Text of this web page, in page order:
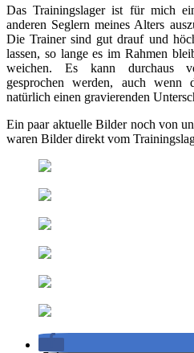
Das Trainingslager ist für mich
anderen Seglern meines Alters
Die Trainer sind gut drauf und
lassen, so lange es im Rahmen
weichen. Es kann durchaus
gesprochen werden, auch wenn
natürlich einen gravierenden
Ein paar aktuelle Bilder noch von
waren Bilder direkt vom